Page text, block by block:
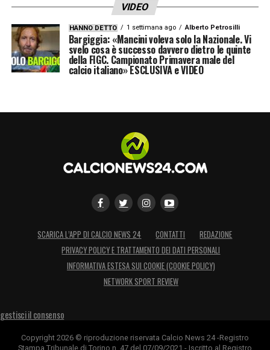
Tra ambizioni personali e obiettivi di squadra,
l’Atalanta
si affida dunque a un Gianluca
Scamacca ritrovato. La sfida contro il Genoa
rappresenta un banco di prova importante,
LA PLAYLIST DELLE NOSTRE TOP NEWS
VIDEO
HANNO DETTO 1 settimana ago Alberto Petrosilli
Bargiggia: «Mancini voleva solo la Nazionale. Vi
svelo cosa è successo davvero dietro le quinte
della FIGC. Campionato Primavera male del
calcio italiano» ESCLUSIVA e VIDEO
SCARICA L’APP DI CALCIO NEWS 24 CONTATTI
REDAZIONE
PRIVACY POLICY E TRATTAMENTO DEI DATI PERSONALI
INFORMATIVA ESTESA SUI COOKIE (COOKIE POLICY)
NETWORK SPORT REVIEW
gestisci il consenso
Copyright 2026 © riproduzione riservata Calcio News 24 -Registro
Stampa Tribunale di Torino n. 47 del 07/09/2021 - Iscritto al Registro